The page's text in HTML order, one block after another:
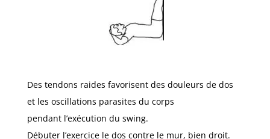
Des tendons raides favorisent des douleurs de dos
et les oscillations parasites du corps
pendant l’exécution du swing.
Débuter l’exercice le dos contre le mur, bien droit.